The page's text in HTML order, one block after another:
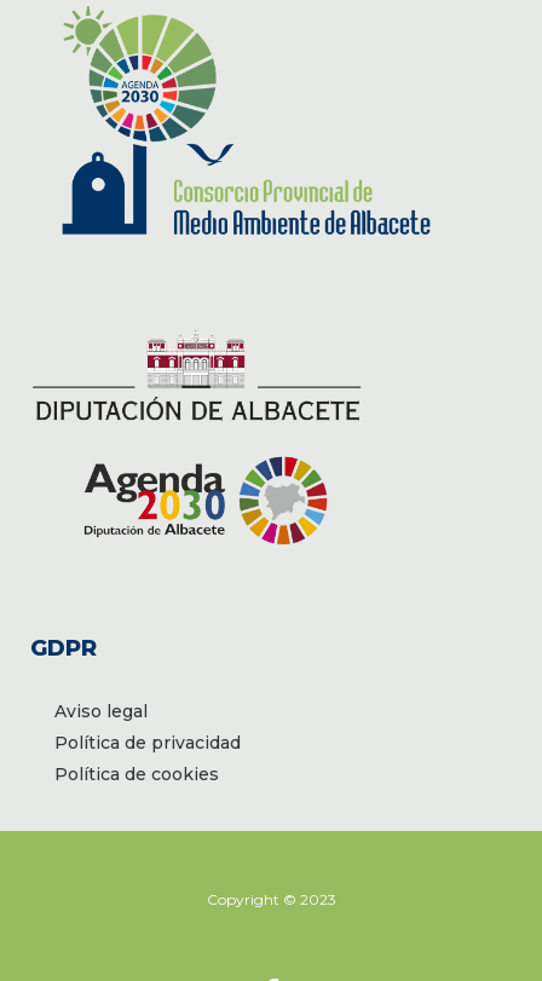
GDPR
Aviso legal
Política de privacidad
Política de cookies
Copyright © 2023